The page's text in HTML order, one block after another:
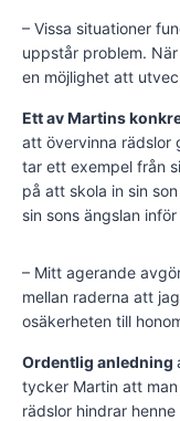
– Vissa situationer
uppstår problem.
en möjlighet att
Ett av Martins
att övervinna rädslor
tar ett exempel från
på att skola in sin
sin sons ängslan
– Mitt agerande
mellan raderna att
osäkerheten till
Ordentlig anledning
tycker Martin att
rädslor hindrar